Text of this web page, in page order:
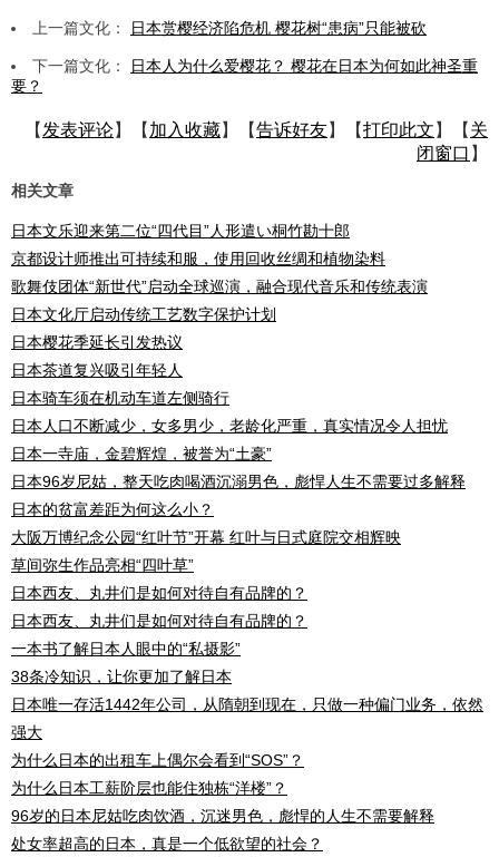
上一篇文化： 日本赏樱经济陷危机 樱花树“患病”只能被砍
下一篇文化：
日本人为什么爱樱花？ 樱花在日本为何如此神圣重
要？
【 发表评论】【 加入收藏】【告诉好友】【打印此文 】【 关
闭窗口 】
相关文章
日本文乐迎来第二位“四代目”人形遣い桐竹勘十郎
京都设计师推出可持续和服，使用回收丝绸和植物染料
歌舞伎团体“新世代”启动全球巡演，融合现代音乐和传统表演
日本文化厅启动传统工艺数字保护计划
日本樱花季延长引发热议
日本茶道复兴吸引年轻人
日本骑车须在机动车道左侧骑行
日本人口不断减少，女多男少，老龄化严重，真实情况令人担忧
日本一寺庙，金碧辉煌，被誉为“土豪”
日本96岁尼姑，整天吃肉喝酒沉溺男色，彪悍人生不需要过多解释
日本的贫富差距为何这么小？
大阪万博纪念公园“红叶节”开幕 红叶与日式庭院交相辉映
草间弥生作品亮相“四叶草”
日本西友、丸井们是如何对待自有品牌的？
日本西友、丸井们是如何对待自有品牌的？
一本书了解日本人眼中的“私摄影”
38条冷知识，让你更加了解日本
日本唯一存活1442年公司，从隋朝到现在，只做一种偏门业务，依然
强大
为什么日本的出租车上偶尔会看到“SOS”？
为什么日本工薪阶层也能住独栋“洋楼”？
96岁的日本尼姑吃肉饮酒，沉迷男色，彪悍的人生不需要解释
处女率超高的日本，真是一个低欲望的社会？